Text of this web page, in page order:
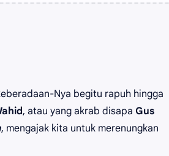
Nya begitu rapuh hingga
, atau yang akrab disapa Gus
, mengajak kita untuk merenungkan